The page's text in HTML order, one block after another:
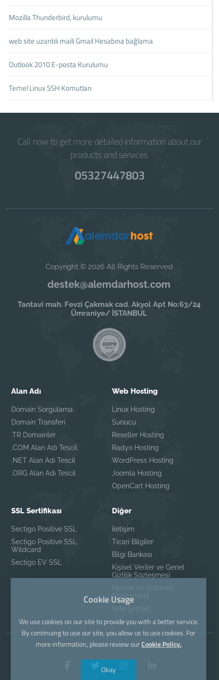
Mozilla Thunderbird, kurulumu
web site uzantılı maili Gmail Hesabına bağlama
Outlook 2010 E-posta Kurulumu
Temel Linux SSH Komutları
Call now to get more detailed information about our
products and services.
05327447803
Copyright © 2026 All Rights Reserved
destek@alemdarhost.com
Tantavi mah. Fevzi Çakmak cad. Akyol Apt No:63/24
Ümraniye/ İSTANBUL
Alan Adı
Domain Sorgulama
Domain Transferi
.TR Domainler
.COM Alan Adı Tescil
.NET Alan Adı Tescil
.ORG Alan Adı Tescil
Web Hosting
Linux Hosting
Sunucu
Reseller Hosting
Radyo Hosting
WordPress Hosting
Joomla Hosting
OpenCart Hosting
SSL Sertifikası
Sectigo Positive SSL
Sectigo Positive SSL
Wildcard
Sectigo EV SSL
Diğer
iletişim
Ticari Bilgiler
Bilgi Bankası
Kişisel Veriler ve Genel
Gizlilik Sözleşmesi
Hizmet ve Kullanım
Sözleşmesi
İade Şartları
Cookie Usage
We use cookies on our site to provide you with a better service.
By continuing to use our site, you allow us to use cookies. For
more information, please review ourCookie Policy.
Okay